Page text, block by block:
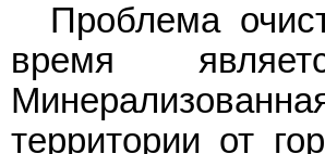
Проблема
время
территории от